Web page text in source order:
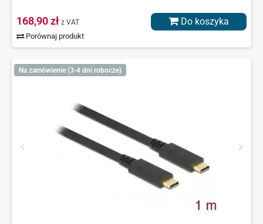
168,90 zł z VAT
Porównaj produkt
Do koszyka
Na zamówienie (3-4 dni robocze)